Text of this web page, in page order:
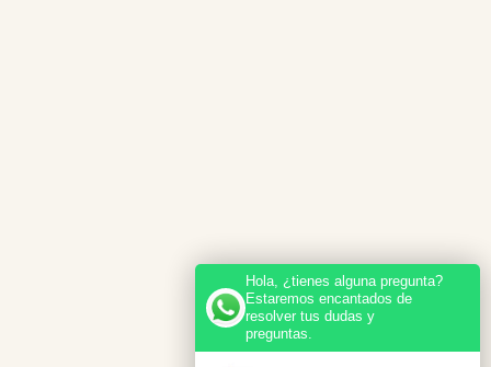
Hola, ¿tienes alguna pregunta?
Estaremos encantados de
resolver tus dudas y
preguntas.